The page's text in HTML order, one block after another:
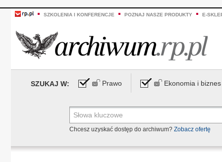
SZKOLENIA I KONFERENCJE POZNAJ NASZE PRODUKTY E-
SZUKAJ W: Prawo Ekonomia i biznes
Chcesz uzyskać dostęp do archiwum? Zobacz ofertę